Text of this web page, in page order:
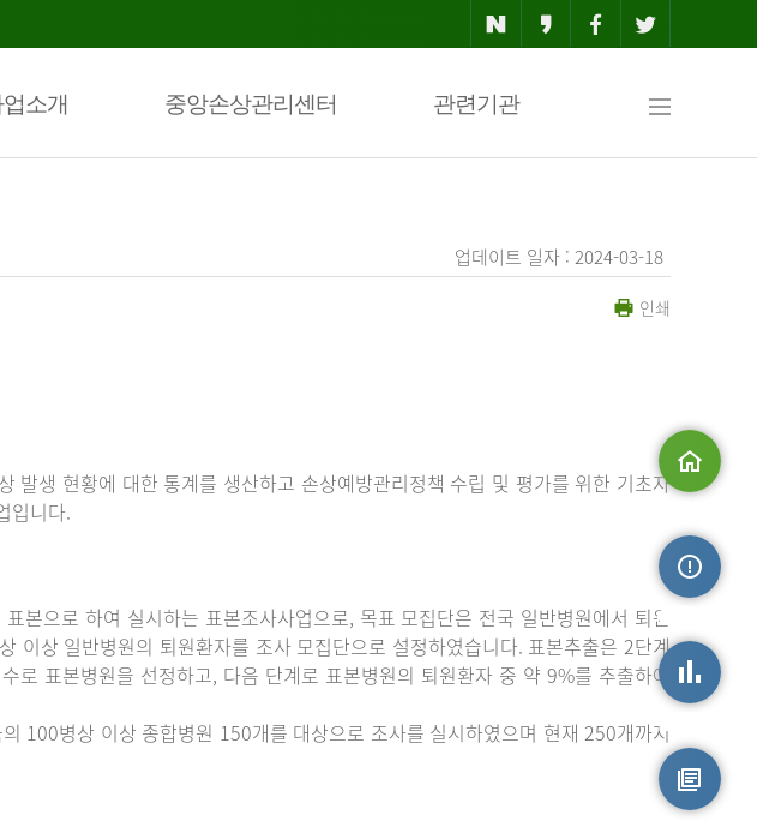
소개 중앙손상관리센터 관련기관
맵
업데이트 일자 : 2024-03-18
인쇄
발생 현황에 대한 통계를 생산하고 손상예방관리정책 수립 및 평가를 위한 기초자
입니다.
본으로 하여 실시하는 표본조사사업으로, 목표 모집단은 전국 일반병원에서 퇴원
이상 일반병원의 퇴원환자를 조사 모집단으로 설정하였습니다. 표본추출은 2단계
로 표본병원을 선정하고, 다음 단계로 표본병원의 퇴원환자 중 약 9%를 추출하여
100병상 이상 종합병원 150개를 대상으로 조사를 실시하였으며 현재 250개까지
손상정보
손상통계